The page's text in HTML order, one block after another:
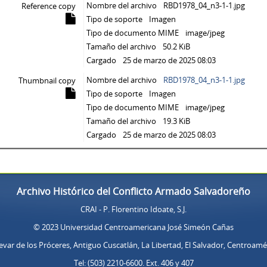
Reference copy Nombre del archivo
RBD1978_04_n3-1-1.jpg
Tipo de soporte
Imagen
Tipo de documento MIME
image/jpeg
Tamaño del archivo
50.2 KiB
Cargado
25 de marzo de 2025 08:03
Thumbnail copy
Nombre del archivo
RBD1978_04_n3-1-1.jpg
Tipo de soporte
Imagen
Tipo de documento MIME
image/jpeg
Tamaño del archivo
19.3 KiB
Cargado
25 de marzo de 2025 08:03
Archivo Histórico del Conflicto Armado Salvadoreño
CRAI - P. Florentino Idoate, S.J.
© 2023 Universidad Centroamericana José Simeón Cañas
de los Próceres, Antiguo Cuscatlán, La Libertad, El Salvador,
Tel: (503) 2210-6600. Ext. 406 y 407